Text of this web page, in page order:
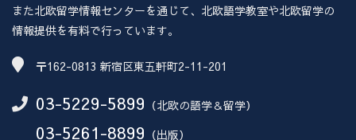
また北欧留学情報センターを通じて、北欧語学教室や北欧留学の
情報提供を有料で行っています。
〒162-0813 新宿区東五軒町2-11-201
03-5229-5899 （北欧の語学＆留学）
03-5261-8899 （出版）